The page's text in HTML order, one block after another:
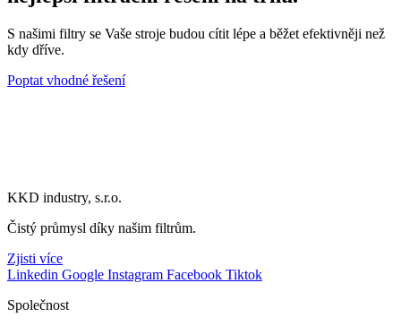
S našimi filtry se Vaše stroje budou cítit lépe a běžet efektivněji než
kdy dříve.
Poptat vhodné řešení
KKD industry, s.r.o.
Čistý průmysl díky našim filtrům.
Zjisti více
Linkedin Google Instagram Facebook Tiktok
Společnost